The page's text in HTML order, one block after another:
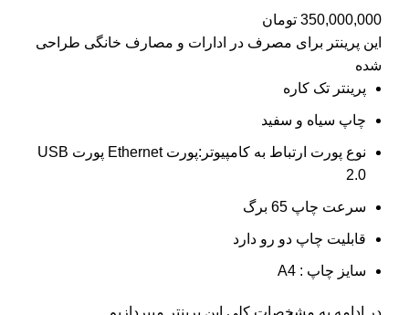
350,000,000 تومان
این پرینتر برای مصرف در ادارات و مصارف خانگی طراحی
شده
پرینتر تک کاره
چاپ سیاه و سفید
نوع پورت ارتباط به کامپیوتر:پورت Ethernet پورت USB
2.0
سرعت چاپ 65 برگ
قابلیت چاپ دو رو دارد
سایز چاپ : A4
در ادامه به مشخصات کلی این پرینتر میپردازیم.